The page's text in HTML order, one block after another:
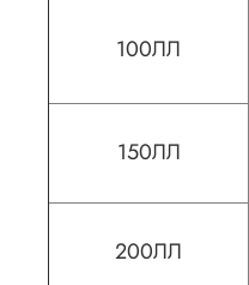
100ЛЛ
150ЛЛ
200ЛЛ